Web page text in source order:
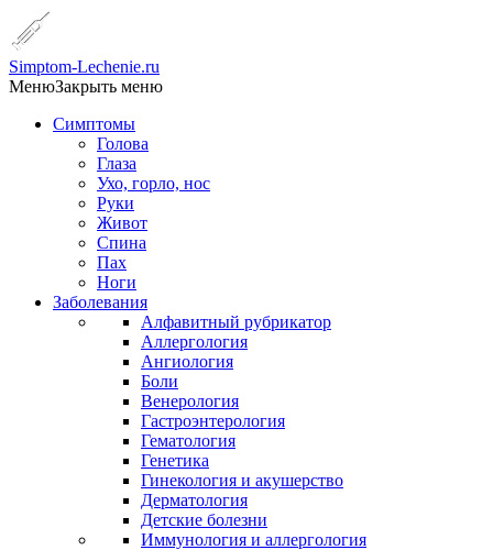
Simptom-Lechenie.ru
МенюЗакрыть меню
Симптомы
Голова
Глаза
Ухо, горло, нос
Руки
Живот
Спина
Пах
Ноги
Заболевания
Алфавитный рубрикатор
Аллергология
Ангиология
Боли
Венерология
Гастроэнтерология
Гематология
Генетика
Гинекология и акушерство
Дерматология
Детские болезни
Иммунология и аллергология